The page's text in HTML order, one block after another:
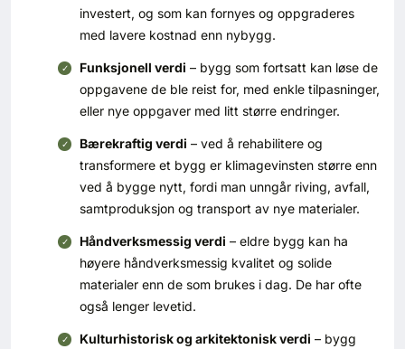
investert, og som kan fornyes og oppgraderes
med lavere kostnad enn nybygg.
Funksjonell verdi – bygg som fortsatt kan løse de
oppgavene de ble reist for, med enkle tilpasninger,
eller nye oppgaver med litt større endringer.
Bærekraftig verdi – ved å rehabilitere og
transformere et bygg er klimagevinsten større enn
ved å bygge nytt, fordi man unngår riving, avfall,
samtproduksjon og transport av nye materialer.
Håndverksmessig verdi – eldre bygg kan ha
høyere håndverksmessig kvalitet og solide
materialer enn de som brukes i dag. De har ofte
også lenger levetid.
Kulturhistorisk og arkitektonisk verdi – bygg